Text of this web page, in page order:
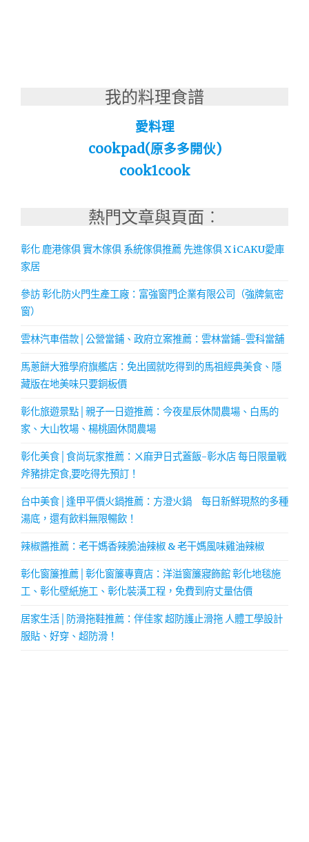
我的料理食譜
愛料理
cookpad(原多多開伙)
cook1cook
熱門文章與頁面︰
彰化 鹿港傢俱 實木傢俱 系統傢俱推薦 先進傢俱 X iCAKU愛庫
家居
參訪 彰化防火門生產工廠：富強窗門企業有限公司（強牌氣密
窗）
雲林汽車借款│公營當鋪、政府立案推薦：雲林當鋪-雲科當舖
馬蔥餅大雅學府旗艦店：免出國就吃得到的馬祖經典美食、隱
藏版在地美味只要銅板價
彰化旅遊景點│親子一日遊推薦：今夜星辰休閒農場、白馬的
家、大山牧場、楊桃園休閒農場
彰化美食│食尚玩家推薦：ㄨ麻尹日式蓋飯-彰水店 每日限量戰
斧豬排定食,要吃得先預訂！
台中美食│逢甲平價火鍋推薦：方澄火鍋 每日新鮮現熬的多種
湯底，還有飲料無限暢飲！
辣椒醬推薦：老干媽香辣脆油辣椒 & 老干媽風味雞油辣椒
彰化窗簾推薦│彰化窗簾專賣店：洋溢窗簾寢飾館 彰化地毯施
工、彰化壁紙施工、彰化裝潢工程，免費到府丈量估價
居家生活│防滑拖鞋推薦：伴佳家 超防護止滑拖 人體工學設計
服貼、好穿、超防滑！